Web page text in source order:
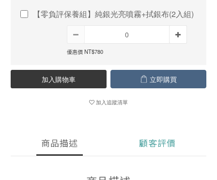
【零負評保養組】純銀光亮噴霧+拭銀布(2入組)
優惠價 NT$780
加入購物車 立即購買
加入追蹤清單
商品描述 顧客評價